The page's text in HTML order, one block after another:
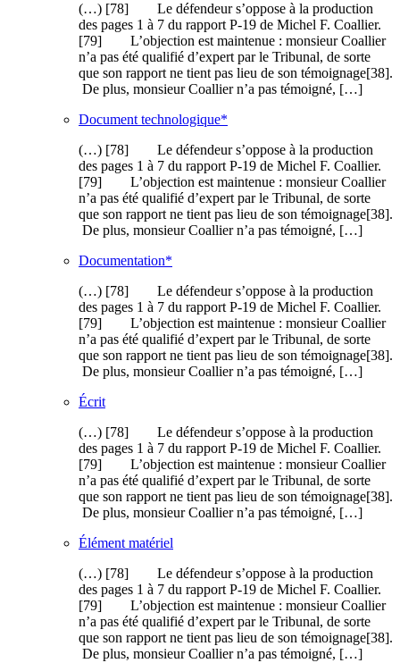
(…) [78] Le défendeur s’oppose à la production
des pages 1 à 7 du rapport P-19 de Michel F. Coallier.
[79] L’objection est maintenue : monsieur Coallier
n’a pas été qualifié d’expert par le Tribunal, de sorte
que son rapport ne tient pas lieu de son témoignage[38].
De plus, monsieur Coallier n’a pas témoigné, […]
Document technologique*
(…) [78] Le défendeur s’oppose à la production
des pages 1 à 7 du rapport P-19 de Michel F. Coallier.
[79] L’objection est maintenue : monsieur Coallier
n’a pas été qualifié d’expert par le Tribunal, de sorte
que son rapport ne tient pas lieu de son témoignage[38].
De plus, monsieur Coallier n’a pas témoigné, […]
Documentation*
(…) [78] Le défendeur s’oppose à la production
des pages 1 à 7 du rapport P-19 de Michel F. Coallier.
[79] L’objection est maintenue : monsieur Coallier
n’a pas été qualifié d’expert par le Tribunal, de sorte
que son rapport ne tient pas lieu de son témoignage[38].
De plus, monsieur Coallier n’a pas témoigné, […]
Écrit
(…) [78] Le défendeur s’oppose à la production
des pages 1 à 7 du rapport P-19 de Michel F. Coallier.
[79] L’objection est maintenue : monsieur Coallier
n’a pas été qualifié d’expert par le Tribunal, de sorte
que son rapport ne tient pas lieu de son témoignage[38].
De plus, monsieur Coallier n’a pas témoigné, […]
Élément matériel
(…) [78] Le défendeur s’oppose à la production
des pages 1 à 7 du rapport P-19 de Michel F. Coallier.
[79] L’objection est maintenue : monsieur Coallier
n’a pas été qualifié d’expert par le Tribunal, de sorte
que son rapport ne tient pas lieu de son témoignage[38].
De plus, monsieur Coallier n’a pas témoigné, […]